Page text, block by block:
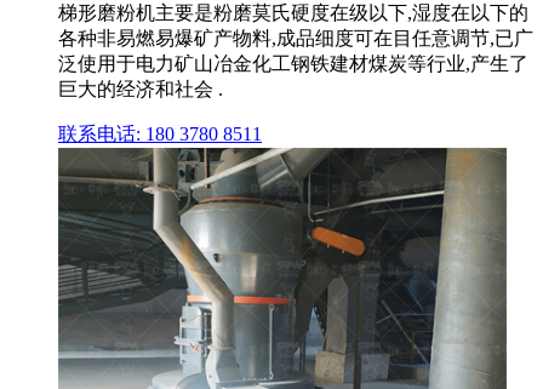
梯形磨粉机主要是粉磨莫氏硬度在级以下,湿度在以下的
各种非易燃易爆矿产物料,成品细度可在目任意调节,已广
泛使用于电力矿山冶金化工钢铁建材煤炭等行业,产生了
巨大的经济和社会 .
联系电话: 180 3780 8511